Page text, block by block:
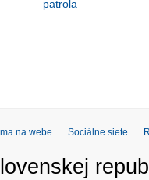
patrola
na webe Sociálne siete